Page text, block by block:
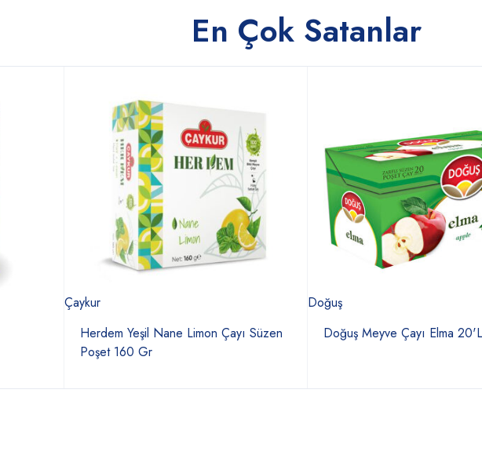
En Çok Satanlar
Çaykur
Herdem Yeşil Nane Limon Çayı Süzen
Poşet 160 Gr
Doğuş
Doğuş Meyve Çayı Elma